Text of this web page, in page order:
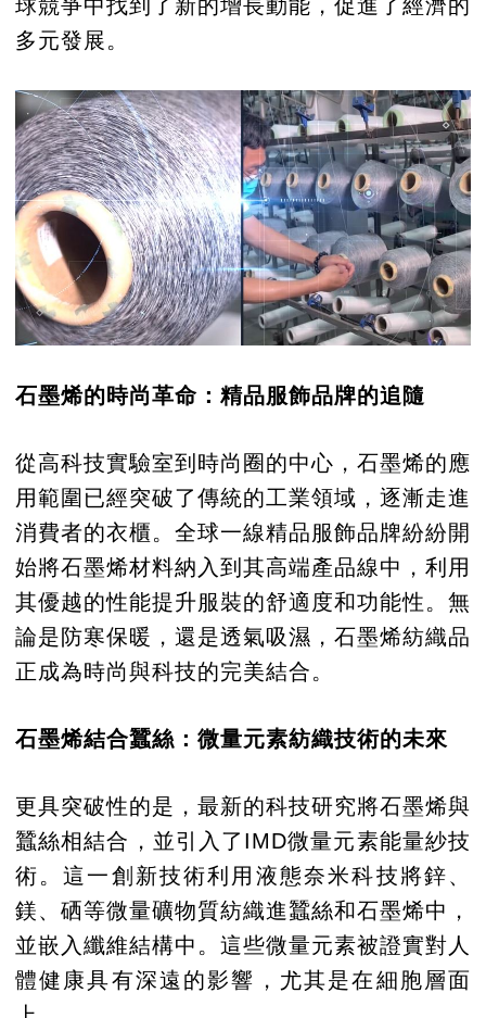
球競爭中找到了新的增長動能，促進了經濟的
多元發展。
石墨烯的時尚革命：精品服飾品牌的追隨
從高科技實驗室到時尚圈的中心，石墨烯的應
用範圍已經突破了傳統的工業領域，逐漸走進
消費者的衣櫃。全球一線精品服飾品牌紛紛開
始將石墨烯材料納入到其高端產品線中，利用
其優越的性能提升服裝的舒適度和功能性。無
論是防寒保暖，還是透氣吸濕，石墨烯紡織品
正成為時尚與科技的完美結合。
石墨烯結合蠶絲：微量元素紡織技術的未來
更具突破性的是，最新的科技研究將石墨烯與
蠶絲相結合，並引入了IMD微量元素能量紗技
術。這一創新技術利用液態奈米科技將鋅、
鎂、硒等微量礦物質紡織進蠶絲和石墨烯中，
並嵌入纖維結構中。這些微量元素被證實對人
體健康具有深遠的影響，尤其是在細胞層面